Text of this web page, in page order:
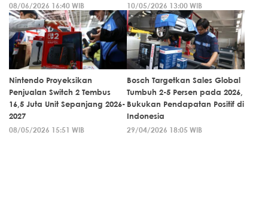
08/06/2026 16:40 WIB
10/05/2026 13:00 WIB
Nintendo Proyeksikan
Penjualan Switch 2 Tembus
16,5 Juta Unit Sepanjang 2026-
2027
08/05/2026 15:51 WIB
Bosch Targetkan Sales Global
Tumbuh 2-5 Persen pada 2026,
Bukukan Pendapatan Positif di
Indonesia
29/04/2026 18:05 WIB